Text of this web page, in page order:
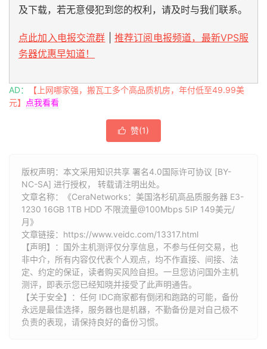
及下载，若无意侵犯到您的权利，请及时与我们联系。
点此加入电报交流群
推荐订阅电报频道，最新VPS服
务器优惠早知道！
AD：
【上网哪家强，搬瓦工多个高品质机房，年付低至49.99美
元】
点我看看
 赞(1)
版权声明：本文采用知识共享 署名4.0国际许可协议 [BY-
NC-SA] 进行授权， 转载请注明出处。
文章名称：《CeraNetworks：美国洛杉矶高品质服务器 E3-
1230 16GB 1TB HDD 不限流量@100Mbps 5IP 149美元/
月》
文章链接： https://www.veidc.com/13317.html
【声明】：国外主机测评仅分享信息，不参与任何交易，也
非中介，所有内容仅代表个人观点，均不作直接、间接、法
定、约定的保证，读者购买风险自担。一旦您访问国外主机
测评，即表示您已经知晓并接受了此声明通告。
【关于安全】：任何 IDC商家都有倒闭和跑路的可能，备份
永远是最佳选择，服务器也是机器，不勤备份是对自己极不
负责的表现，请保持良好的备份习惯。